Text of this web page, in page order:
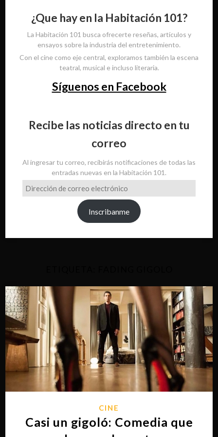
¿Que hay en la Habitación 101?
La Habitación 101 busca ofrecerte reseñas, artículos y
ensayos sobre la industria del entretenimiento.
Con el cine como eje central, exploramos también la escena
teatral, musical e incluso literaria.
Síguenos en Facebook
Recibe las noticias directo en tu
correo
Al ingresar tu correo, recibirás notificaciones de todas las
entradas nuevas en la Habitación 101.
Dirección
de
Inscribanme
CINE
Casi un gigoló: Comedia que